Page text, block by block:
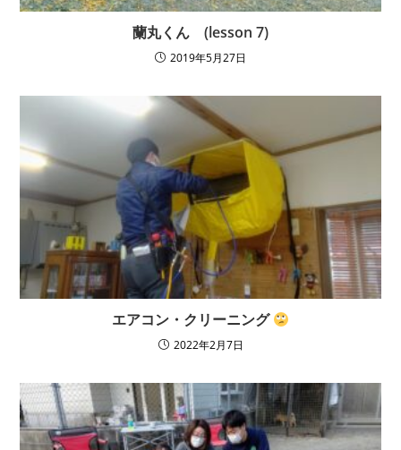
蘭丸くん (lesson 7)
2019年5月27日
エアコン・クリーニング
2022年2月7日